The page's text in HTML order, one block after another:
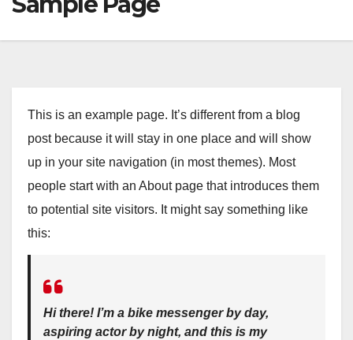
This is an example page. It’s different from a blog
post because it will stay in one place and will show
up in your site navigation (in most themes). Most
people start with an About page that introduces them
to potential site visitors. It might say something like
this:
Hi there! I’m a bike messenger by day,
aspiring actor by night, and this is my